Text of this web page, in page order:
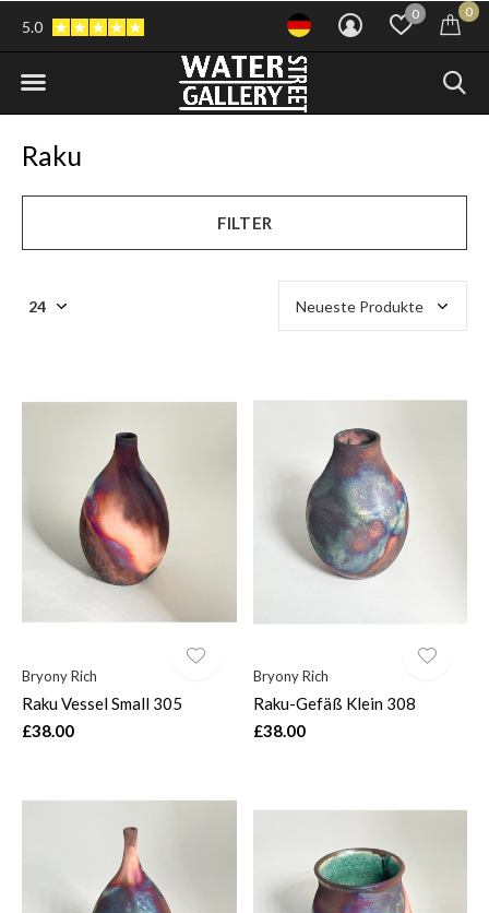
0 0
5.0
Raku
FILTER
Bryony Rich
Raku Vessel Small 305
£38.00
Bryony Rich
Raku-Gefäß Klein 308
£38.00